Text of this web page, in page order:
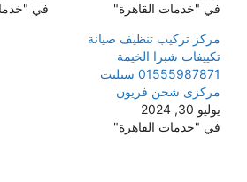
في "خدمات القاهرة"
في
مركز تركيب تنظيف صيانة
تكييفات شبرا الخيمة
01555987871 سبليت
مركزى شحن فريون
يوليو 30, 2024
في "خدمات القاهرة"